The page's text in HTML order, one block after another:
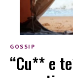
GOSSIP
“Cu** e